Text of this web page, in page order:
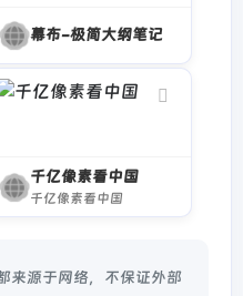
幕布-极简大纲笔记
千亿像素看中国
千亿像素看中国
来源于网络，不保证外部